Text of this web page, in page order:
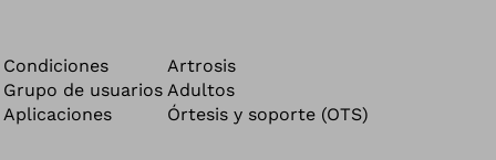
helps to alleviate pain. Thanks to the patented dynamic
Y system – a Y-shaped strap – its contact pressure can
be adapted to the individual. The Agilium Forte is
Condiciones
Artrosis
Grupo de usuarios Adultos
Aplicaciones
Órtesis y soporte (OTS)